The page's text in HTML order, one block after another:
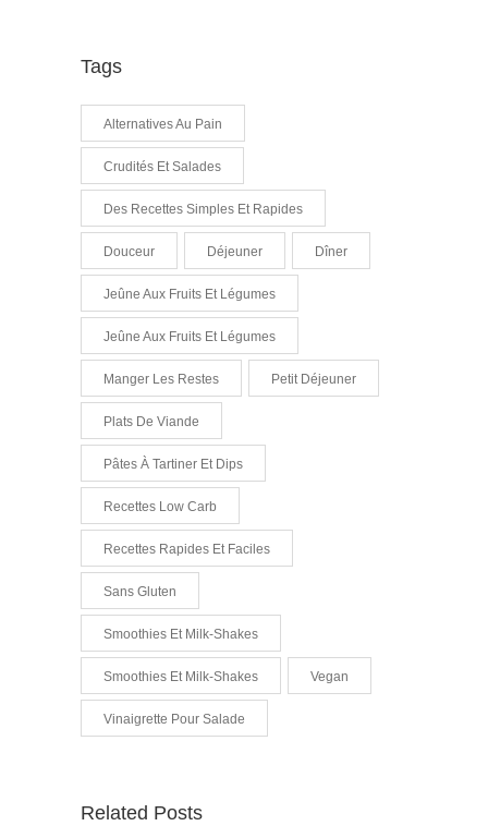
Tags
Alternatives Au Pain
Crudités Et Salades
Des Recettes Simples Et Rapides
Douceur Déjeuner Dîner
Jeûne Aux Fruits Et Légumes
Jeûne Aux Fruits Et Légumes
Manger Les Restes Petit Déjeuner
Plats De Viande
Pâtes À Tartiner Et Dips
Recettes Low Carb
Recettes Rapides Et Faciles
Sans Gluten
Smoothies Et Milk-Shakes
Smoothies Et Milk-Shakes Vegan
Vinaigrette Pour Salade
Related Posts